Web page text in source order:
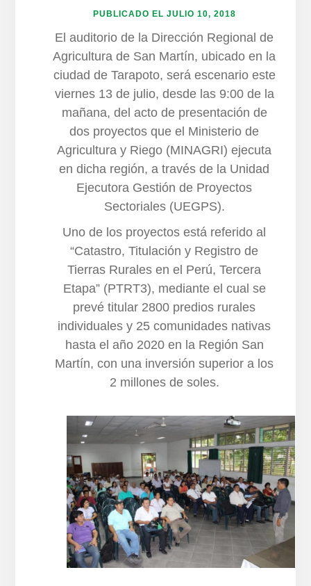
PUBLICADO EL JULIO 10, 2018
El auditorio de la Dirección Regional de
Agricultura de San Martín, ubicado en la
ciudad de Tarapoto, será escenario este
viernes 13 de julio, desde las 9:00 de la
mañana, del acto de presentación de
dos proyectos que el Ministerio de
Agricultura y Riego (MINAGRI) ejecuta
en dicha región, a través de la Unidad
Ejecutora Gestión de Proyectos
Sectoriales (UEGPS).
Uno de los proyectos está referido al
“Catastro, Titulación y Registro de
Tierras Rurales en el Perú, Tercera
Etapa” (PTRT3), mediante el cual se
prevé titular 2800 predios rurales
individuales y 25 comunidades nativas
hasta el año 2020 en la Región San
Martín, con una inversión superior a los
2 millones de soles.